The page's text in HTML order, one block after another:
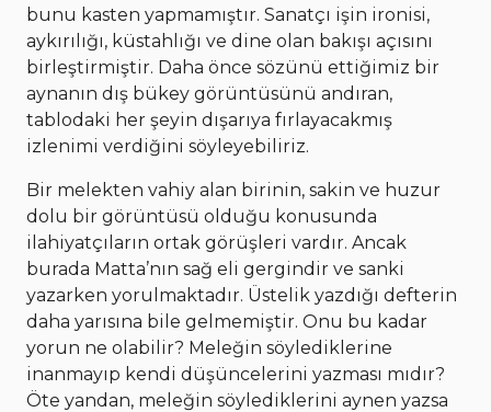
bunu kasten yapmamıştır. Sanatçı işin ironisi,
aykırılığı, küstahlığı ve dine olan bakışı açısını
birleştirmiştir. Daha önce sözünü ettiğimiz bir
aynanın dış bükey görüntüsünü andıran,
tablodaki her şeyin dışarıya fırlayacakmış
izlenimi verdiğini söyleyebiliriz.
Bir melekten vahiy alan birinin, sakin ve huzur
dolu bir görüntüsü olduğu konusunda
ilahiyatçıların ortak görüşleri vardır. Ancak
burada Matta’nın sağ eli gergindir ve sanki
yazarken yorulmaktadır. Üstelik yazdığı defterin
daha yarısına bile gelmemiştir. Onu bu kadar
yorun ne olabilir? Meleğin söylediklerine
inanmayıp kendi düşüncelerini yazması mıdır?
Öte yandan, meleğin söylediklerini aynen yazsa